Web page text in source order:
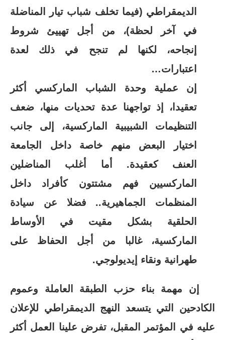
الديمقراطي (فيما تخلف شباب تيار المناضلة
في آخر لحظة)، من أجل تهييئ شروط
إنجاحه، لكنها لم تنجح في ذلك لعدة
اعتبارات…
إن عملية وحدة الشباب الماركسي أكثر
تعقيدا، إذ تواجهنا عدة تحديات منها، ضعف
التنظيمات الشبيبية الماركسية، إلى جانب
اختيار البعض منهم خاصة داخل الجامعة
العنف كعقيدة. أما أغلب المناضلين
الماركسيين فهم مشتتون كأفراد داخل
المنظمات الجماهيرية.. فضلا عن سيادة
الحلقية بشكل مقيت في الأوساط
الماركسية، غالبا من أجل الحفاظ على
طهرانية ونقاء إيديولوجي.
إن مهمة بناء حزب الطبقة العاملة وعموم
الكادحين التي يتسعد النهج الديمقراطي للإعلان
عليه في المؤتمر المقبل، تفرض علينا العمل أكثر